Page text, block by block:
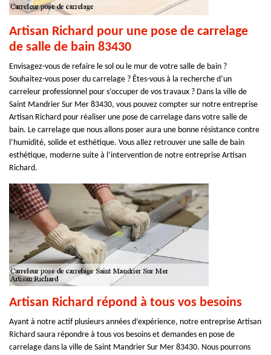
Artisan Richard pour une pose de carrelage
de salle de bain 83430
Envisagez-vous de refaire le sol ou le mur de votre salle de bain ?
Souhaitez-vous poser du carrelage ? Êtes-vous à la recherche d’un
carreleur professionnel pour s’occuper de vos travaux ? Dans la ville de
Saint Mandrier Sur Mer 83430, vous pouvez compter sur notre entreprise
Artisan Richard pour réaliser une pose de carrelage dans votre salle de
bain. Le carrelage que nous allons poser aura une bonne résistance contre
l’humidité, solide et esthétique. Vous allez retrouver une salle de bain
esthétique, moderne suite à l’intervention de notre entreprise Artisan
Richard.
Artisan Richard répond à tous vos besoins
Ayant à notre actif plusieurs années d’expérience, notre entreprise Artisan
Richard saura répondre à tous vos besoins et demandes en pose de
carrelage dans la ville de Saint Mandrier Sur Mer 83430. Nous pourrons